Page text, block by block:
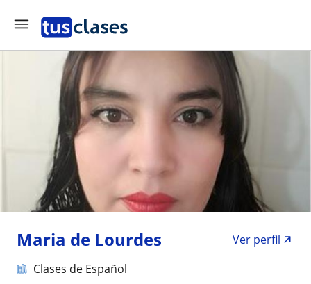
Maria de Lourdes
Ver perfil
Clases de Español